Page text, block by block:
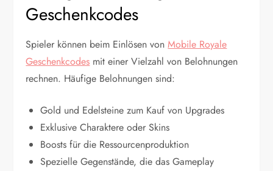
Geschenkcodes
Spieler können beim Einlösen vonMobile Royale
Geschenkcodes mit einer Vielzahl von Belohnungen
rechnen. Häufige Belohnungen sind:
Gold und Edelsteine zum Kauf von Upgrades
Exklusive Charaktere oder Skins
Boosts für die Ressourcenproduktion
Spezielle Gegenstände, die das Gameplay